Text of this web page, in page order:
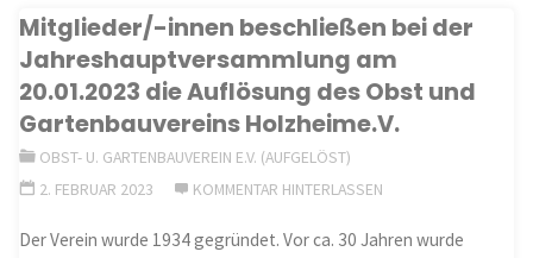
Mitglieder/-innen beschließen bei der
Jahreshauptversammlung am
20.01.2023 die Auflösung des Obst und
Gartenbauvereins Holzheime.V.
OBST- U. GARTENBAUVEREIN E.V. (AUFGELÖST)
2. FEBRUAR 2023
KOMMENTAR HINTERLASSEN
Der Verein wurde 1934 gegründet. Vor ca. 30 Jahren wurde